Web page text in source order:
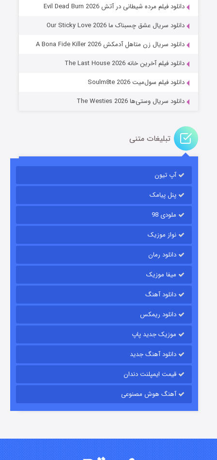
عملیات آپارتمان
قسمت۲ (زیرنویس) منتشر شد
مردگان متحرک: شهر مرده ۳
قسمت
شوگر فصل ۲
دانلود فیلم مرده شیطانی در آتش Evil Dead Burn 2026
دانلود سریال عشق چسبناک ما Our Sticky Love 2026
دانلود سریال زن متاهل آدمکش A Bona Fide Killer 2026
دانلود فیلم آخرین خانه The Last House 2026
دانلود فیلم سول‌میت Soulm8te 2026
دانلود سریال وستی‌ها The Westies 2026
تبلیغات متنی
آپ تیون
پنل پیامک
ملودی 98
نواز موزیک
دانلود رمان
میفا موزیک
دانلود آهنگ
دانلود ریمکس
موزیک جدید پاپ
دانلود آهنگ جدید
قیمت ایمپلنت دندان
آهنگ هوش مصنوعی